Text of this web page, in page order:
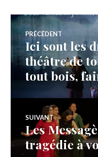
Navigation
de
l’article
PRÉCÉDENT
Article
précédent :
Ici sont les
théâtre de
tout bois,
SUIVANT
Article
Suivant:
Les
tragédie à